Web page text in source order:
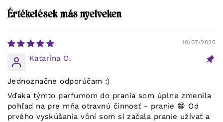
Értékelések más nyelveken
10/07/2025
Katarína O.
Jednoznačne odporúčam :)
Vďaka týmto parfumom do prania som úplne zmenila
pohľad na pre mňa otravnú činnosť - pranie 😁 Od
prvého vyskúšania vôní som si začala pranie užívať a